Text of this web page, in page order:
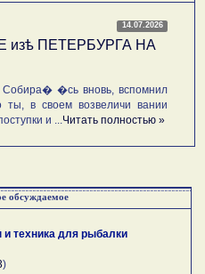
14.07.2026
изѣ ПЕТЕРБУРГА НА
�сь вновь, вспомнил
в своем возвеличи вании
и ... Читать полностью »
обсуждаемое
техника для рыбалки
)